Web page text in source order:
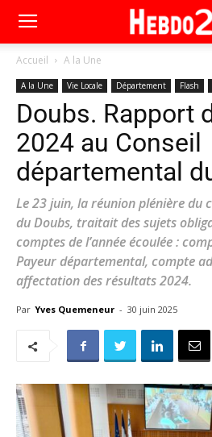
Accueil A la Une
A la Une Vie Locale Département Flash
Doubs. Rapport
2024 au Conseil
départemental
Le 23 juin, la réunion plénière du
du Doubs, traitait des sujets
comptes de l’année écoulée :
Payeur départemental, compte
affectation des résultats 2024.
Par Yves Quemeneur - 30 juin 2025